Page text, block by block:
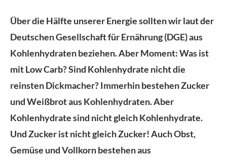
Über die Hälfte unserer Energie sollten wir laut der
Deutschen Gesellschaft für Ernährung (DGE) aus
Kohlenhydraten beziehen. Aber Moment: Was ist
mit Low Carb? Sind Kohlenhydrate nicht die
reinsten Dickmacher? Immerhin bestehen Zucker
und Weißbrot aus Kohlenhydraten. Aber
Kohlenhydrate sind nicht gleich Kohlenhydrate.
Und Zucker ist nicht gleich Zucker! Auch Obst,
Gemüse und Vollkorn bestehen aus